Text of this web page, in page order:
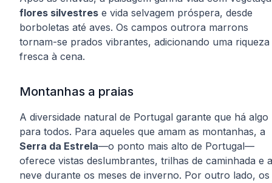
flores silvestres e vida selvagem próspera, desde
borboletas até aves. Os campos outrora marrons
tornam-se prados vibrantes, adicionando uma riqueza
fresca à cena.
Montanhas a praias
A diversidade natural de Portugal garante que há algo
para todos. Para aqueles que amam as montanhas, a
Serra da Estrela—o ponto mais alto de Portugal—
oferece vistas deslumbrantes, trilhas de caminhada e
neve durante os meses de inverno. Por outro lado, os